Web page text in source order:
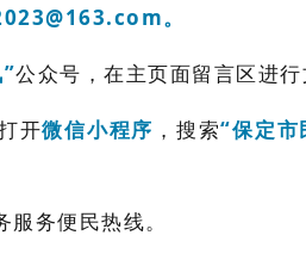
。
公众号，在主页面留言区进
开微信小程序 ，搜索“保定市
务便民热线。